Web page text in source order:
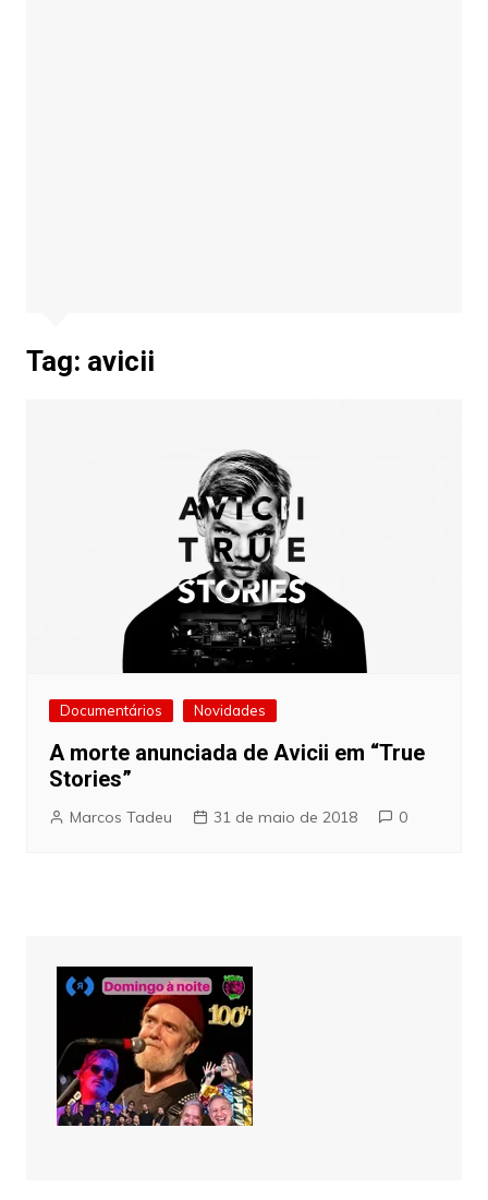
Tag: avicii
Documentários Novidades
A morte anunciada de Avicii em “True
Stories”
Marcos Tadeu 31 de maio de 2018 0